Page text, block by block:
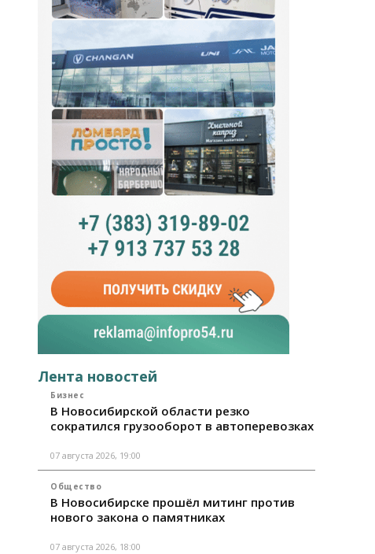
Лента новостей
Бизнес
В Новосибирской области резко
сократился грузооборот в автоперевозках
07 августа 2026, 19:00
Общество
В Новосибирске прошёл митинг против
нового закона о памятниках
07 августа 2026, 18:00